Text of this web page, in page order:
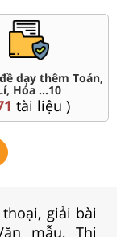
dạy thêm Toán,
Hóa ...10
tài liệu )
giải bài
mẫu, Thi